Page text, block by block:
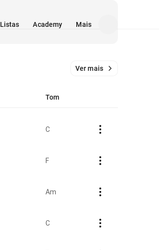
Listas Academy Mais
Ver mais
Tom
C
F
Am
C